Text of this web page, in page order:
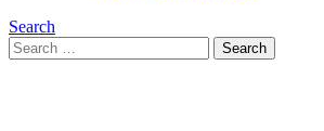
Search
Search
for:
Search